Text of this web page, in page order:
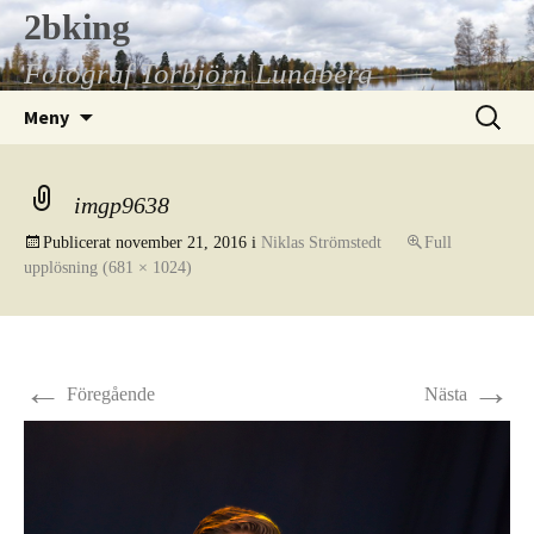
Hoppa
till
innehåll
2bking
Fotograf Torbjörn Lundberg
Meny
Sök
efter:
imgp9638
Publicerat november 21, 2016 i Niklas Strömstedt
Full
upplösning (681 × 1024)
← Föregående Nästa →